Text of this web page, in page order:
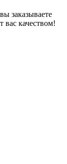
заказываете
вас качеством!